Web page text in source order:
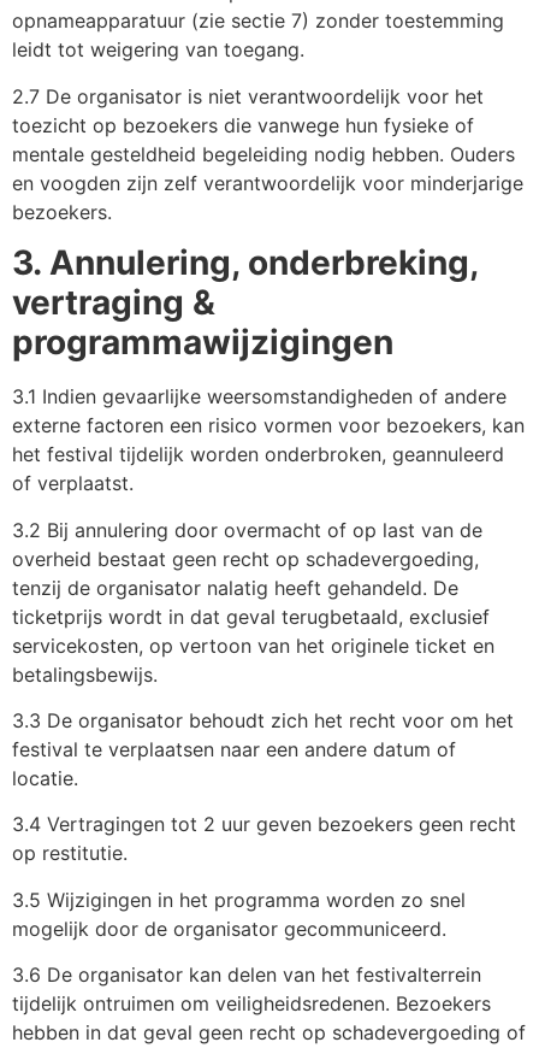
opnameapparatuur (zie sectie 7) zonder toestemming
leidt tot weigering van toegang.
2.7 De organisator is niet verantwoordelijk voor het
toezicht op bezoekers die vanwege hun fysieke of
mentale gesteldheid begeleiding nodig hebben. Ouders
en voogden zijn zelf verantwoordelijk voor minderjarige
bezoekers.
3. Annulering, onderbreking,
vertraging &
programmawijzigingen
3.1 Indien gevaarlijke weersomstandigheden of andere
externe factoren een risico vormen voor bezoekers, kan
het festival tijdelijk worden onderbroken, geannuleerd
of verplaatst.
3.2 Bij annulering door overmacht of op last van de
overheid bestaat geen recht op schadevergoeding,
tenzij de organisator nalatig heeft gehandeld. De
ticketprijs wordt in dat geval terugbetaald, exclusief
servicekosten, op vertoon van het originele ticket en
betalingsbewijs.
3.3 De organisator behoudt zich het recht voor om het
festival te verplaatsen naar een andere datum of
locatie.
3.4 Vertragingen tot 2 uur geven bezoekers geen recht
op restitutie.
3.5 Wijzigingen in het programma worden zo snel
mogelijk door de organisator gecommuniceerd.
3.6 De organisator kan delen van het festivalterrein
tijdelijk ontruimen om veiligheidsredenen. Bezoekers
hebben in dat geval geen recht op schadevergoeding of